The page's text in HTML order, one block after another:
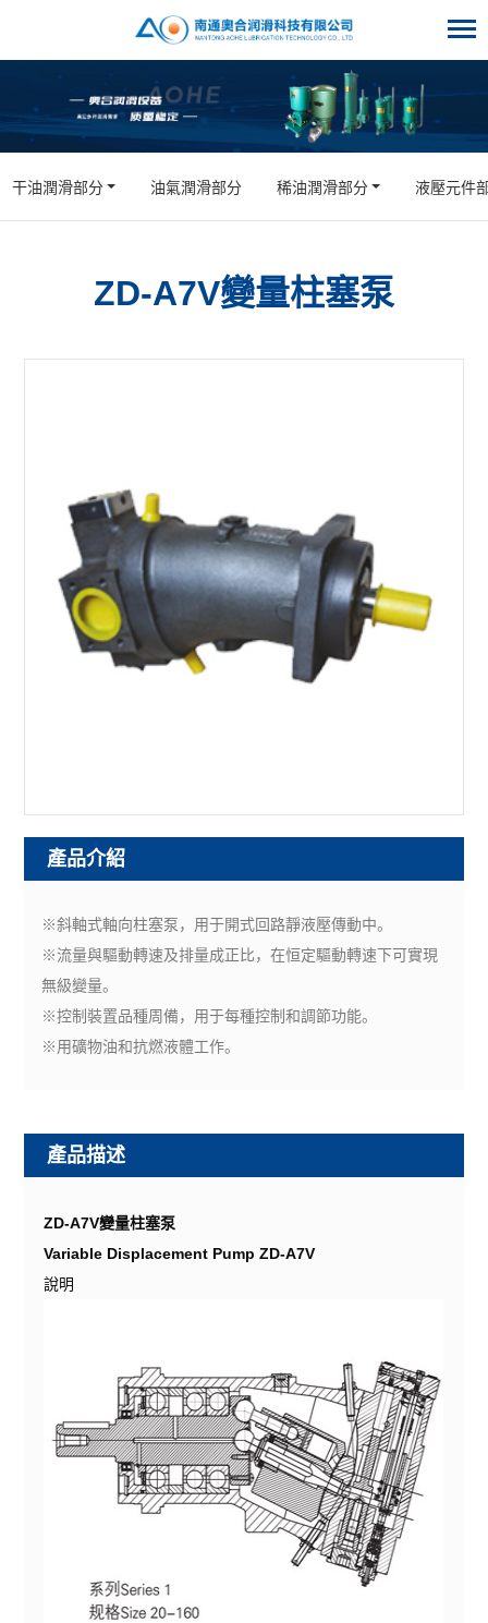
干油潤滑部分 油氣潤滑部分 稀油潤滑部分 液壓元件
ZD-A7V變量柱塞泵
產品介紹
※斜軸式軸向柱塞泵，用于開式回路靜液壓傳動中。
※流量與驅動轉速及排量成正比，在恒定驅動轉速下可實現
無級變量。
※控制裝置品種周備，用于每種控制和調節功能。
※用礦物油和抗燃液體工作。
產品描述
ZD-A7V變量柱塞泵
Variable Displacement Pump ZD-A7V
說明